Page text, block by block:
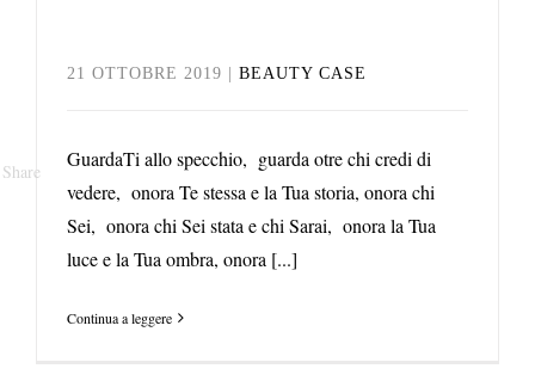
21 OTTOBRE 2019 BEAUTY CASE
GuardaTi allo specchio, guarda otre chi credi di
vedere, onora Te stessa e la Tua storia, onora chi
Sei, onora chi Sei stata e chi Sarai, onora la Tua
luce e la Tua ombra, onora [...]
Continua a leggere
Share